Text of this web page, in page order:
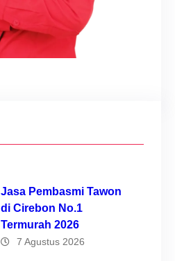
Jasa Pembasmi Tawon
di Cirebon No.1
Termurah 2026
7 Agustus 2026